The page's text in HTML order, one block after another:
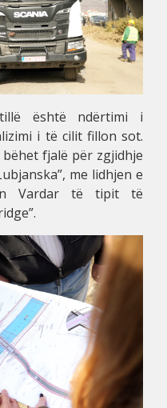
është ndërtimi i
i të cilit fillon sot.
fjalë për zgjidhje
me lidhjen e
Vardar të tipit të